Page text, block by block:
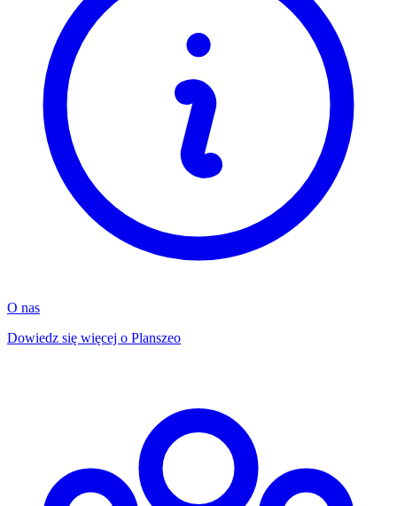
O nas
Dowiedz się więcej o Planszeo